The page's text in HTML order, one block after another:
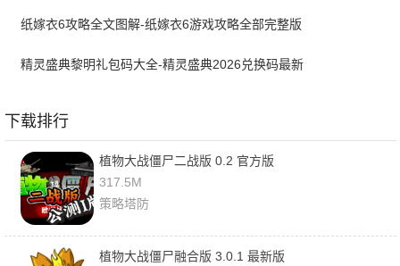
纸嫁衣6攻略全文图解-纸嫁衣6游戏攻略全部完整版
精灵盛典黎明礼包码大全-精灵盛典2026兑换码最新
下载排行
植物大战僵尸二战版 0.2 官方版
317.5M
策略塔防
植物大战僵尸融合版 3.0.1 最新版